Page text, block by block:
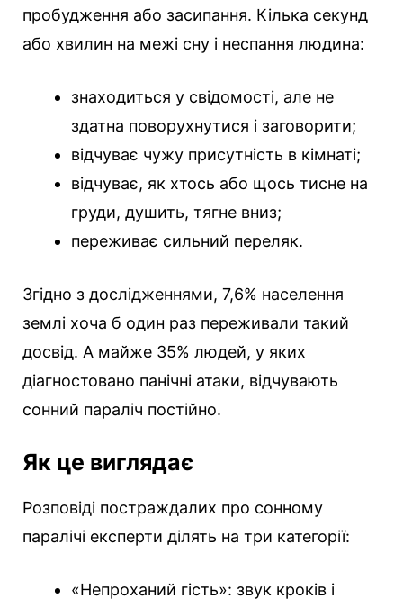
пробудження або засипання. Кілька секунд
або хвилин на межі сну і неспання людина:
знаходиться у свідомості, але не
здатна поворухнутися і заговорити;
відчуває чужу присутність в кімнаті;
відчуває, як хтось або щось тисне на
груди, душить, тягне вниз;
переживає сильний переляк.
Згідно з дослідженнями, 7,6% населення
землі хоча б один раз переживали такий
досвід. А майже 35% людей, у яких
діагностовано панічні атаки, відчувають
сонний параліч постійно.
Як це виглядає
Розповіді постраждалих про сонному
паралічі експерти ділять на три категорії:
«Непроханий гість»: звук кроків і